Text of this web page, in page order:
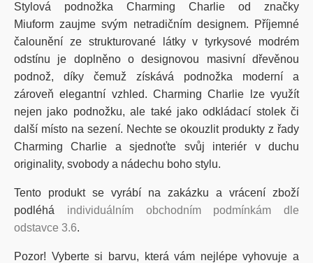
Stylová podnožka Charming Charlie od značky
Miuform zaujme svým netradičním designem. Příjemné
čalounění ze strukturované látky v tyrkysové modrém
odstínu je doplněno o designovou masivní dřevěnou
podnož, díky čemuž získává podnožka moderní a
zároveň elegantní vzhled. Charming Charlie lze využít
nejen jako podnožku, ale také jako odkládací stolek či
další místo na sezení. Nechte se okouzlit produkty z řady
Charming Charlie a sjednoťte svůj interiér v duchu
originality, svobody a nádechu boho stylu.
Tento produkt se vyrábí na zakázku a vrácení zboží
podléhá individuálním obchodním podmínkám dle
odstavce 3.6.
Pozor! Vyberte si barvu, která vám nejlépe vyhovuje a